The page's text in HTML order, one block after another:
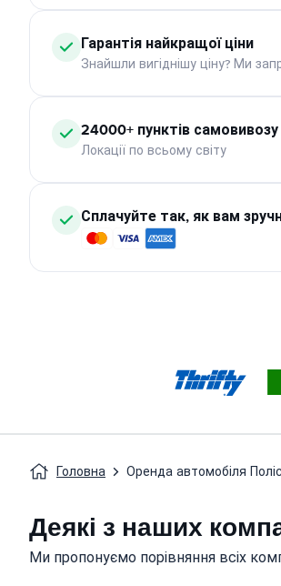
Гарантія найкращої ціни
Знайшли вигіднішу ціну? Ми
24000+ пунктів самовивозу
Локації по всьому світу
Сплачуйте так, як вам
Головна Оренда автомобіля
Деякі з наших
Ми пропонуємо порівняння всіх